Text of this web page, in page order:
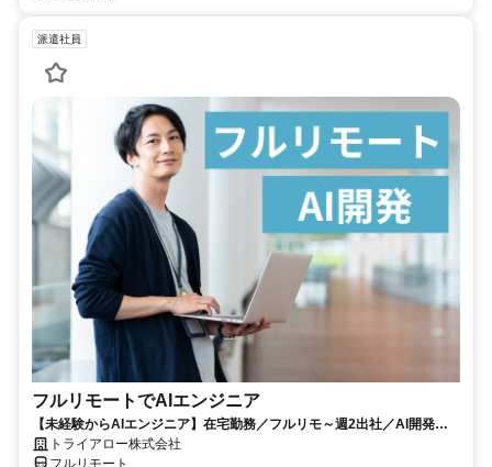
派遣社員
フルリモートでAIエンジニア
【未経験からAIエンジニア】在宅勤務／フルリモ～週2出社／AI開発を
仕事にする
トライアロー株式会社